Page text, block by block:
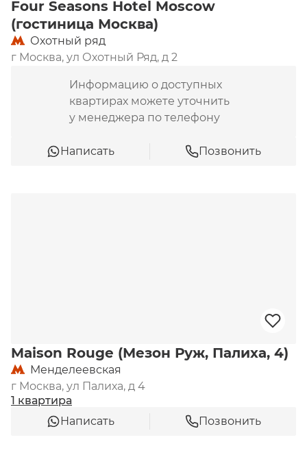
Four Seasons Hotel Moscow
(гостиница Москва)
Охотный ряд
г Москва, ул Охотный Ряд, д 2
Информацию о доступных
квартирах можете уточнить
у менеджера по телефону
Написать Позвонить
Maison Rouge (Мезон Руж, Палиха, 4)
Менделеевская
г Москва, ул Палиха, д 4
1 квартира
Написать
Позвонить